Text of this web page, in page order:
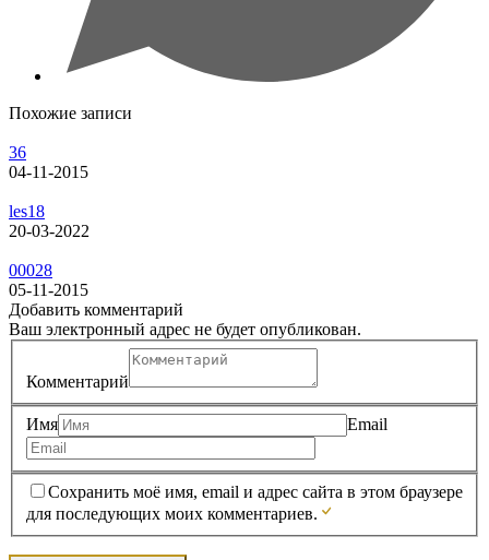
Похожие записи
36
04-11-2015
les18
20-03-2022
00028
05-11-2015
Добавить комментарий
Ваш электронный адрес не будет опубликован.
Комментарий
Имя Email
Сохранить моё имя, email и адрес сайта в этом браузере
для последующих моих комментариев.